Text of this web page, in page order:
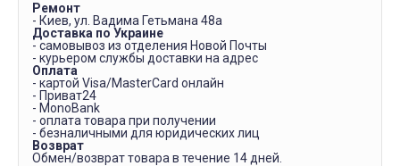
Ремонт
- Киев, ул. Вадима Гетьмана 48а
Доставка по Украине
- самовывоз из отделения Новой Почты
- курьером службы доставки на адрес
Оплата
- картой Visa/MasterCard онлайн
- Приват24
- MonoBank
- оплата товара при получении
- безналичными для юридических лиц
Возврат
Обмен/возврат товара в течение 14 дней.